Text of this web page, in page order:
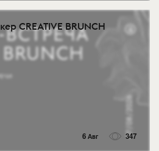
CREATIVE BRUNCH
6 Авг 347